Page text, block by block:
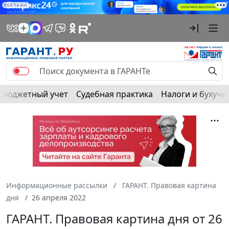
РЕКЛАМА
Бюджетный учет Судебная практика Налоги и
Информационные рассылки
ГАРАНТ. Правовая картина
дня
26 апреля 2022
ГАРАНТ. Правовая картина дня от 26